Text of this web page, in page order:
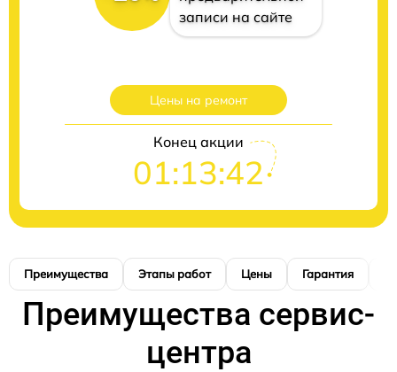
записи на сайте
Цены на ремонт
Конец акции
01:13:40
Преимущества Этапы работ Цены Гарантия
Преимущества сервис-
центра